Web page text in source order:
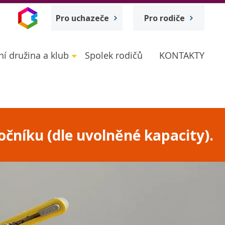
Pro uchazeče Pro rodiče
družina a klub Spolek rodičů KONTAKTY
(dle uvolněné kapacity).